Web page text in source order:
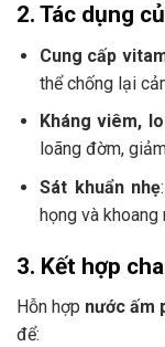
2. Tác dụng
Cung cấp
thể chống lại
Kháng viêm,
loãng đờm,
Sát khuẩn nhẹ
họng và khoang
3. Kết hợp
Hỗn hợp nước ấm
để: